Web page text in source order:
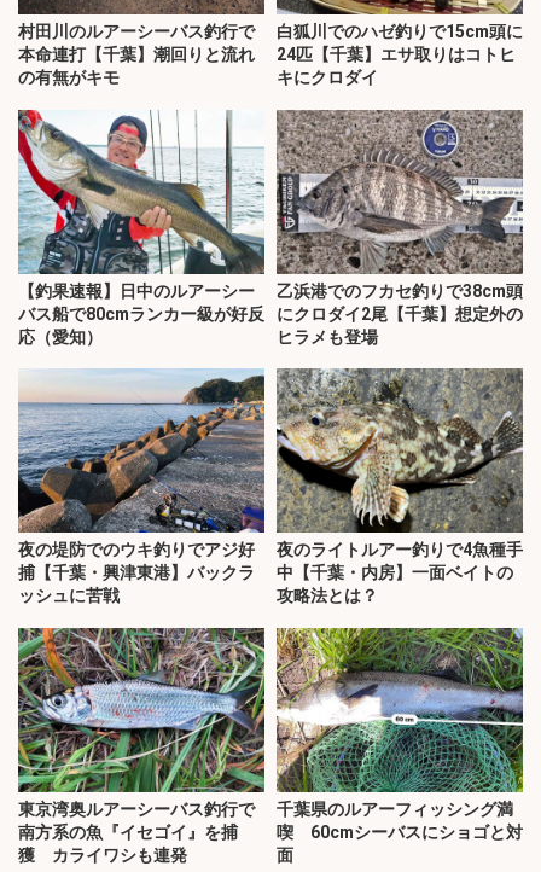
村田川のルアーシーバス釣行で
本命連打【千葉】潮回りと流れ
の有無がキモ
白狐川でのハゼ釣りで15cm頭に
24匹【千葉】エサ取りはコトヒ
キにクロダイ
【釣果速報】日中のルアーシー
バス船で80cmランカー級が好反
応（愛知）
乙浜港でのフカセ釣りで38cm頭
にクロダイ2尾【千葉】想定外の
ヒラメも登場
夜の堤防でのウキ釣りでアジ好
捕【千葉・興津東港】バックラ
ッシュに苦戦
夜のライトルアー釣りで4魚種手
中【千葉・内房】一面ベイトの
攻略法とは？
東京湾奥ルアーシーバス釣行で
南方系の魚『イセゴイ』を捕
獲 カライワシも連発
千葉県のルアーフィッシング満
喫 60cmシーバスにショゴと対
面